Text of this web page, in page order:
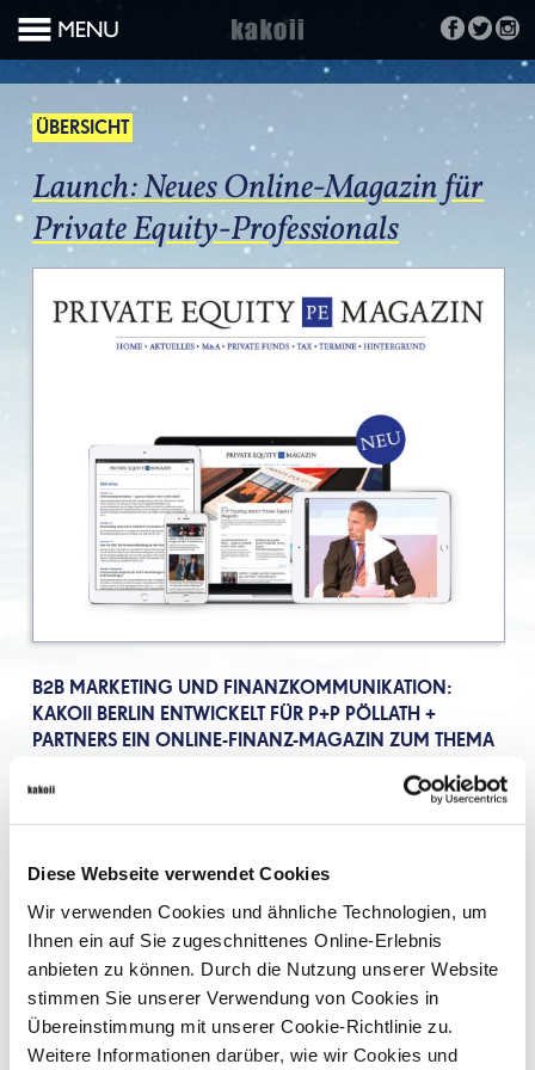
Diese Webseite verwendet Cookies
Wir verwenden Cookies und ähnliche Technologien, um
Ihnen ein auf Sie zugeschnittenes Online-Erlebnis
anbieten zu können. Durch die Nutzung unserer Website
stimmen Sie unserer Verwendung von Cookies in
Übereinstimmung mit unserer Cookie-Richtlinie zu.
Weitere Informationen darüber, wie wir Cookies und
ÜBERSICHT
Launch: Neues Online-Magazin für
Private Equity-Professionals
B2B MARKETING UND FINANZKOMMUNIKATION:
KAKOII BERLIN ENTWICKELT FÜR P+P PÖLLATH +
PARTNERS EIN ONLINE-FINANZ-MAGAZIN ZUM THEMA
Wir freuen uns sehr, dass unser neues Projekt für die Kanzlei
Das inhaltliche Spektrum ist genauso breit wie die
Kernkompetenzen der Kanzlei: Fondsstrukturierung,
Fondsregulierung, Fondsanalyse, M&A-Transaktionen,
Leveraged Buy-Outs, Growth Capital, Venture Capital, Private
Clients, Gesellschaftsrecht, Steuerrecht. kakoii erarbeitete